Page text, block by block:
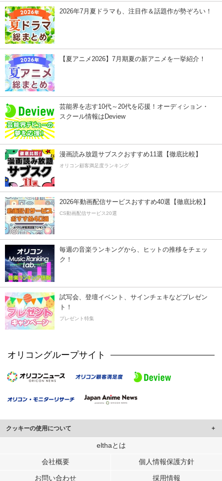
2026年7月夏ドラマも、注目作＆話題作が勢ぞろい！
【夏アニメ2026】7月期夏の新アニメを一挙紹介！
芸能界を志す10代～20代を応援！オーディション・
スクール情報はDeview
漫画読み放題サブスクおすすめ11選【徹底比較】
オリコン顧客満足度ランキング
2026年動画配信サービスおすすめ40選【徹底比較】
CS動画配信サービス20選
毎週の音楽ランキングから、ヒットの推移をチェッ
ク！
試写会、登壇イベント、サインチェキなどプレゼン
ト！
プレゼント特集
オリコングループサイト
クッキーの使用について
このサイトでは Cookie を使用して、ユーザーに合わせたコンテンツや広告の
行っています。
メディアや広告配信、データ解析の各パートナーに提供しています。
elthaとは
会社概要 個人情報保護方針
お問い合わせ 採用情報